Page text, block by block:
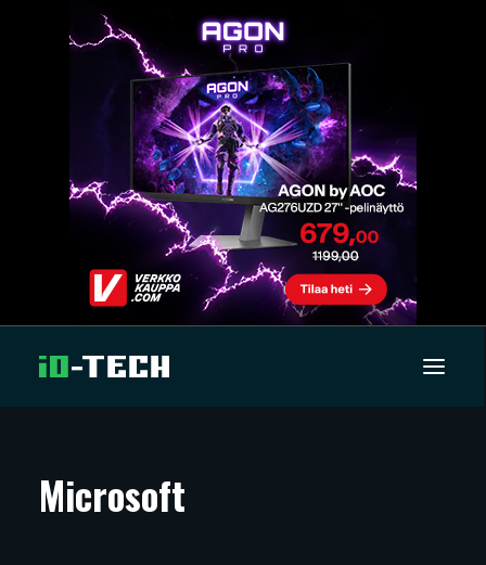
ARTIKKELIT
Microsoft